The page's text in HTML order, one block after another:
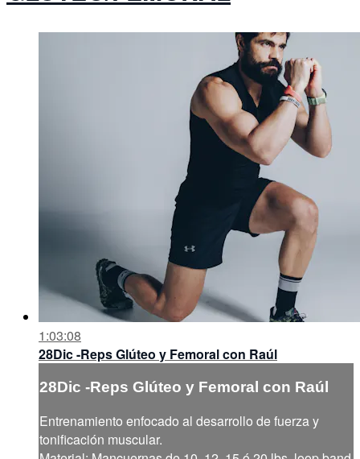
1:03:08
28Dic -Reps Glúteo y Femoral con Raúl
28Dic -Reps Glúteo y Femoral con Raúl
Entrenamiento enfocado al desarrollo de fuerza y
tonificación muscular.